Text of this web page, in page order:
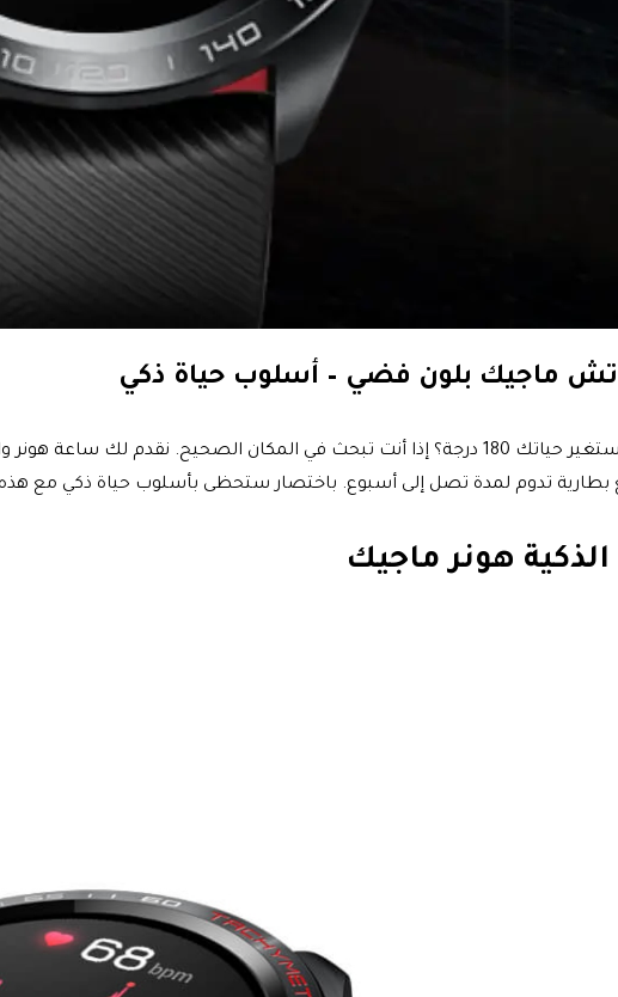
ماجيك بلون فضي – أسلوب حياة ذكي
الذكية التي ستغير حياتك 180 درجة؟ إذا أنت تبحث في المكان الصحيح.
بطارية تدوم لمدة تصل إلى أسبوع. باختصار ستحظى بأسلوب حياة ذكي مع هذه
هونر ماجيك